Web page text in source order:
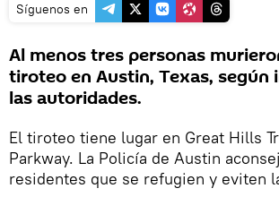
Síguenos en
Al menos tres personas
tiroteo en Austin, Texas, según
las autoridades.
El tiroteo tiene lugar en Great Hills
Parkway. La Policía de Austin
residentes que se refugien y eviten